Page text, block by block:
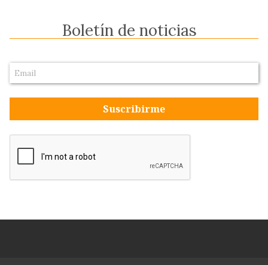
Boletín de noticias
Suscribirme